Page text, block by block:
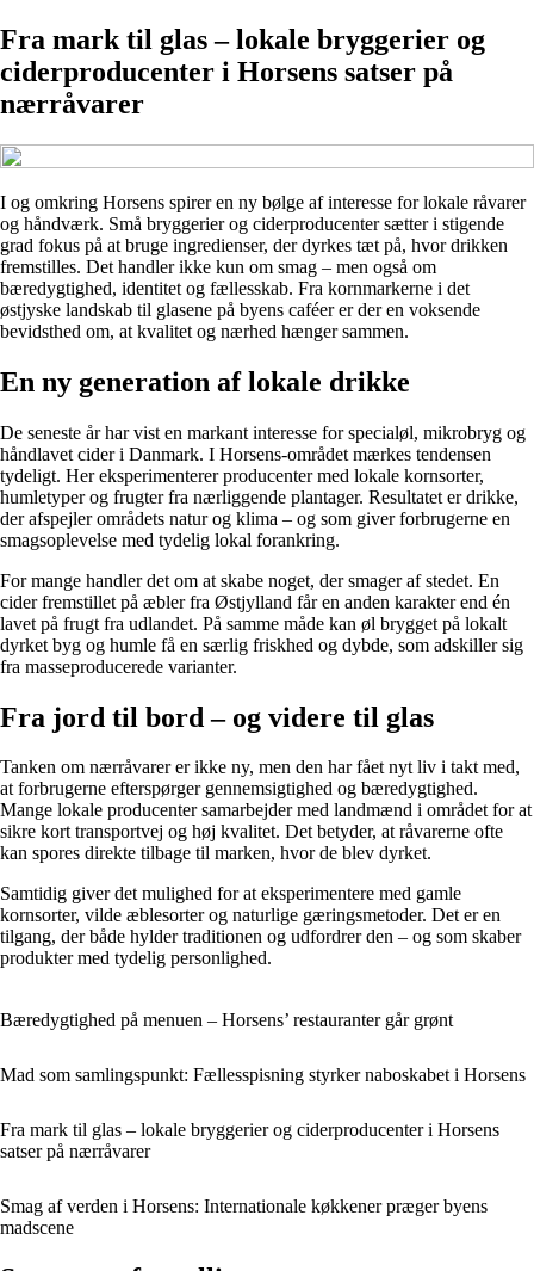
Fra mark til glas – lokale bryggerier og
ciderproducenter i Horsens satser på
nærråvarer
I og omkring Horsens spirer en ny bølge af interesse for lokale råvarer
og håndværk. Små bryggerier og ciderproducenter sætter i stigende
grad fokus på at bruge ingredienser, der dyrkes tæt på, hvor drikken
fremstilles. Det handler ikke kun om smag – men også om
bæredygtighed, identitet og fællesskab. Fra kornmarkerne i det
østjyske landskab til glasene på byens caféer er der en voksende
bevidsthed om, at kvalitet og nærhed hænger sammen.
En ny generation af lokale drikke
De seneste år har vist en markant interesse for specialøl, mikrobryg og
håndlavet cider i Danmark. I Horsens-området mærkes tendensen
tydeligt. Her eksperimenterer producenter med lokale kornsorter,
humletyper og frugter fra nærliggende plantager. Resultatet er drikke,
der afspejler områdets natur og klima – og som giver forbrugerne en
smagsoplevelse med tydelig lokal forankring.
For mange handler det om at skabe noget, der smager af stedet. En
cider fremstillet på æbler fra Østjylland får en anden karakter end én
lavet på frugt fra udlandet. På samme måde kan øl brygget på lokalt
dyrket byg og humle få en særlig friskhed og dybde, som adskiller sig
fra masseproducerede varianter.
Fra jord til bord – og videre til glas
Tanken om nærråvarer er ikke ny, men den har fået nyt liv i takt med,
at forbrugerne efterspørger gennemsigtighed og bæredygtighed.
Mange lokale producenter samarbejder med landmænd i området for at
sikre kort transportvej og høj kvalitet. Det betyder, at råvarerne ofte
kan spores direkte tilbage til marken, hvor de blev dyrket.
Samtidig giver det mulighed for at eksperimentere med gamle
kornsorter, vilde æblesorter og naturlige gæringsmetoder. Det er en
tilgang, der både hylder traditionen og udfordrer den – og som skaber
produkter med tydelig personlighed.
Bæredygtighed på menuen – Horsens’ restauranter går grønt
Mad som samlingspunkt: Fællesspisning styrker naboskabet i Horsens
Fra mark til glas – lokale bryggerier og ciderproducenter i Horsens
satser på nærråvarer
Smag af verden i Horsens: Internationale køkkener præger byens
madscene